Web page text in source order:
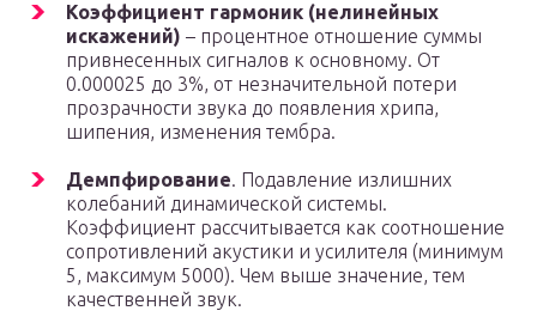
Коэффициент гармоник (нелинейных
искажений) – процентное отношение суммы
привнесенных сигналов к основному. От
0.000025 до 3%, от незначительной потери
прозрачности звука до появления хрипа,
шипения, изменения тембра.
Демпфирование. Подавление излишних
колебаний динамической системы.
Коэффициент рассчитывается как соотношение
сопротивлений акустики и усилителя (минимум
5, максимум 5000). Чем выше значение, тем
качественней звук.